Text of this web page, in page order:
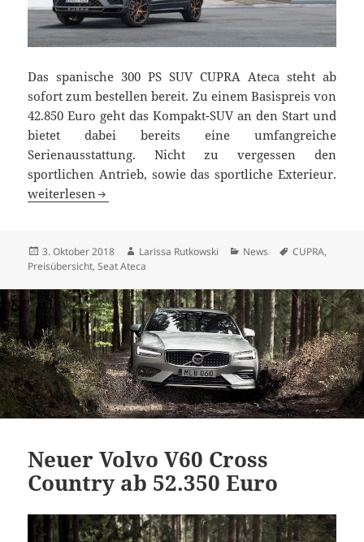
Das spanische 300 PS SUV CUPRA Ateca steht ab
sofort zum bestellen bereit. Zu einem Basispreis von
42.850 Euro geht das Kompakt-SUV an den Start und
bietet dabei bereits eine umfangreiche
Serienausstattung. Nicht zu vergessen den
sportlichen Antrieb, sowie das sportliche Exterieur.
Neuer CUPRA Ateca ab 42.850 Euro bestellbar
weiterlesen
Veröffentlicht
am
3. Oktober 2018 Autor
Larissa Rutkowski Kategorien
News Schlagwörter
CUPRA,
Preisübersicht,Seat Ateca
Neuer Volvo V60 Cross
Country ab 52.350 Euro